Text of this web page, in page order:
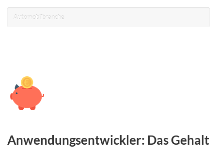
Automobilbranche
Anwendungsentwickler: Das Gehalt